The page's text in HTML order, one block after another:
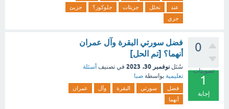
عند
تحلل جزيئات جلوكوز؟
جزيئ
جزي
0
تصويتات
1
إجابة
فضل سورتي البقرة وآل عمران
أنهما؟ [تم الحل]
سُئل نوفمبر 30، 2023 في تصنيف أسئلة
تعليمية بواسطة صبا
فضل سورتي البقرة وآل
عمران
أنهما